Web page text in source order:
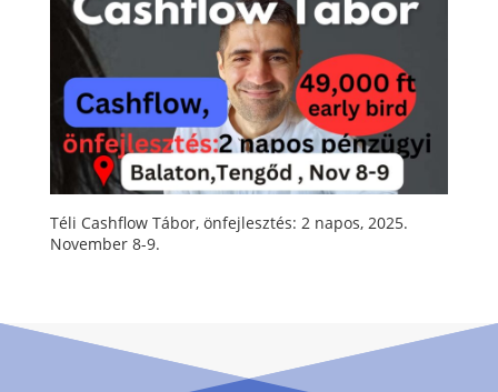
Téli Cashflow Tábor, önfejlesztés: 2 napos, 2025.
November 8-9.